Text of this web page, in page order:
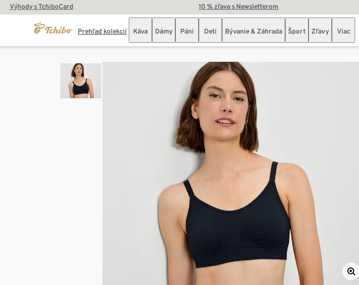
Výhody s TchiboCard 10 % zľava s Newsletterom
Prehľad kolekcií Káva Dámy Páni Deti Bývanie & Záhrada Šport Zľavy Viac